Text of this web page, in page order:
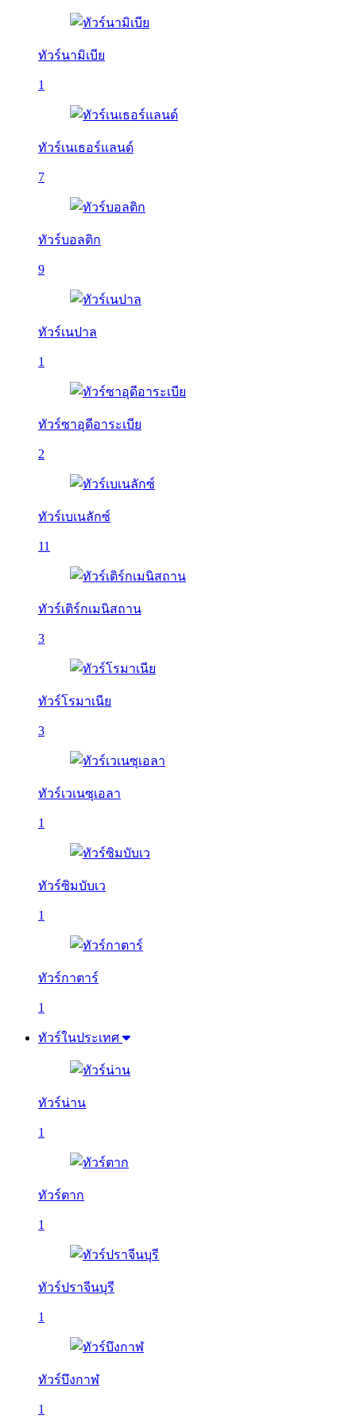
ทัวร์นามิเบีย
1
ทัวร์เนเธอร์แลนด์
7
ทัวร์บอลติก
9
ทัวร์เนปาล
1
ทัวร์ซาอุดีอาระเบีย
2
ทัวร์เบเนลักซ์
11
ทัวร์เติร์กเมนิสถาน
3
ทัวร์โรมาเนีย
3
ทัวร์เวเนซุเอลา
1
ทัวร์ซิมบับเว
1
ทัวร์กาตาร์
1
ทัวร์ในประเทศ
ทัวร์น่าน
1
ทัวร์ตาก
1
ทัวร์ปราจีนบุรี
1
ทัวร์บึงกาฬ
1